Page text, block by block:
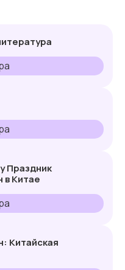
Праздник
в Китае
Китайская